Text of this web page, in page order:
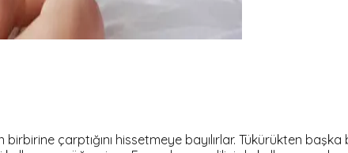
birbirine çarptığını hissetmeye bayılırlar. Tükürükten